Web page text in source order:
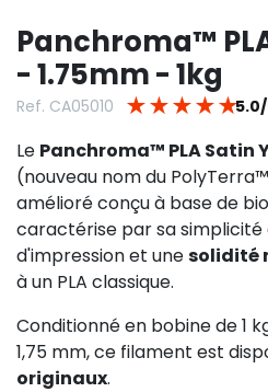
Panchroma™
- 1.75mm - 1kg
Ref. CA05010 ★ ★ ★ ★ ★
Le Panchroma™ PLA Satin
(nouveau nom du
amélioré conçu à base de
caractérise par sa simplicité
d'impression et unesolidité
à un PLA classique.
Conditionné en bobine de 1
1,75 mm, ce filament est
originaux.